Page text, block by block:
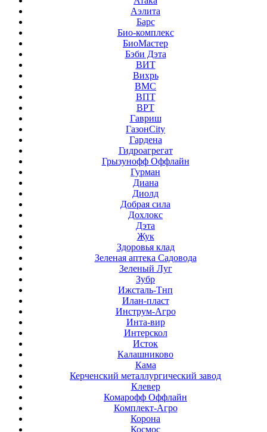
Аэлита
Барс
Био-комплекс
БиоМастер
Бэби Дэта
ВИТ
Вихрь
ВМС
ВПТ
ВРТ
Гавриш
ГазонCity
Гардена
Гидроагрегат
Грызунофф Оффлайн
Гурман
Диана
Диолд
Добрая сила
Дохлокс
Дэта
Жук
Здоровья клад
Зеленая аптека Садовода
Зеленый Луг
Зубр
Ижсталь-Тнп
Илан-пласт
Инструм-Агро
Инта-вир
Интерскол
Исток
Калашниково
Кама
Керченский металлургический завод
Клевер
Комарофф Оффлайн
Комплект-Агро
Корона
Космос